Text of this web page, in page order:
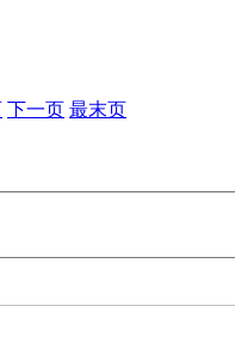
下一页 最末页